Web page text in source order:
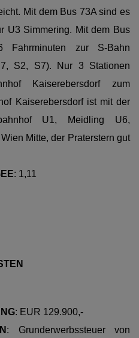
Mit dem Bus 73A sind es
U3 Simmering. Mit dem Bus
zur S-Bahn
S2, S7). Nur 3 Stationen
Kaiserebersdorf zum
Kaiserebersdorf ist mit der
U1, Meidling U6,
Mitte, der Praterstern gut
: 1,11
: EUR 129.900,-
: Grunderwerbssteuer von